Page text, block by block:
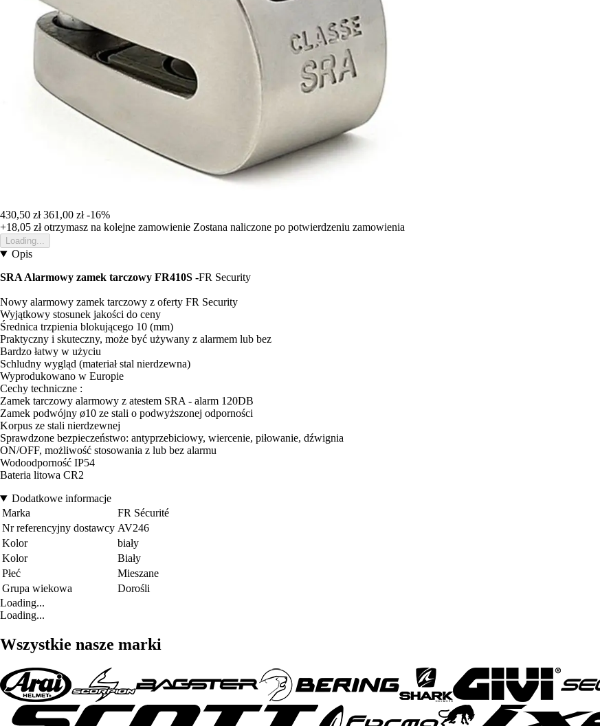
430,50 zł 361,00 zł -16%
+18,05 złotrzymasz na kolejne zamowienie Zostana naliczone po potwierdzeniu zamowienia
Loading...
Opis
SRA Alarmowy zamek tarczowy FR410S -FR Security
Nowy alarmowy zamek tarczowy z oferty FR Security
Wyjątkowy stosunek jakości do ceny
Średnica trzpienia blokującego 10 (mm)
Praktyczny i skuteczny, może być używany z alarmem lub bez
Bardzo łatwy w użyciu
Schludny wygląd (materiał stal nierdzewna)
Wyprodukowano w Europie
Cechy techniczne :
Zamek tarczowy alarmowy z atestem SRA - alarm 120DB
Zamek podwójny ø10 ze stali o podwyższonej odporności
Korpus ze stali nierdzewnej
Sprawdzone bezpieczeństwo: antyprzebiciowy, wiercenie, piłowanie, dźwignia
ON/OFF, możliwość stosowania z lub bez alarmu
Wodoodporność IP54
Bateria litowa CR2
Dodatkowe informacje
Marka
FR Sécurité
Nr referencyjny dostawcy AV246
Kolor
biały
Kolor
Biały
Płeć
Mieszane
Grupa wiekowa
Dorośli
Loading...
Loading...
Wszystkie nasze marki